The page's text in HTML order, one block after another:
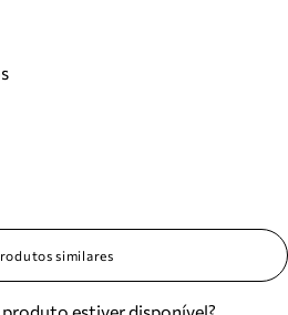
devoluções e mais.
e solicite devoluções.
similares